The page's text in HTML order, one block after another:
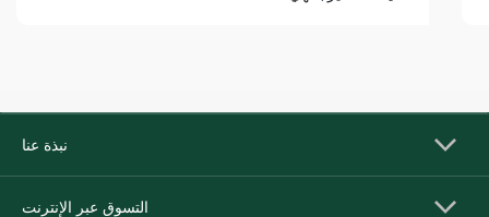
نبذة عنا
التسوق عبر الإنترنت